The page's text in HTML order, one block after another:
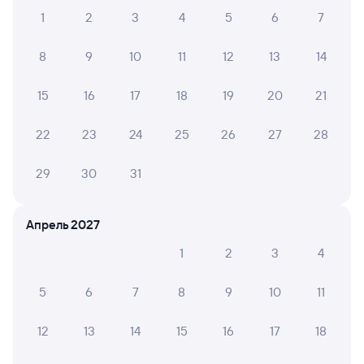
6 причин купить ж/д билеты
Онлайн-покупка за 4 минуты
Онлайн-возврат билетов без очереди в кассу
Елизавета С.
Елена К.
1
2 3 4 5 6 7
8 9 10 11 12 13 14
15 16 17 18 19 20 21
22 23 24 25 26 27 28
29 30 31
Апрель 2027
1
2 3 4
5 6 7 8 9 10 11
12 13 14 15 16 17 18